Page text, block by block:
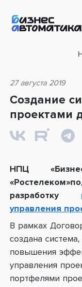
27 августа 2019
Создание
проектами
НПЦ
разработку
управления
В рамках
создана
повышения
управления
портфелями